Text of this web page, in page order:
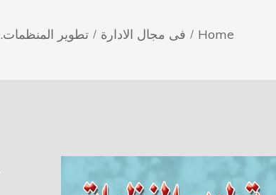
Home فى مجال الادارة تطوير المنظمات.